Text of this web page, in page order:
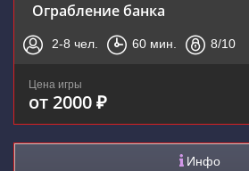
Ограбление банка
2-8 чел. 60 мин. 8/10
Цена игры
от 2000 ₽
Инфо